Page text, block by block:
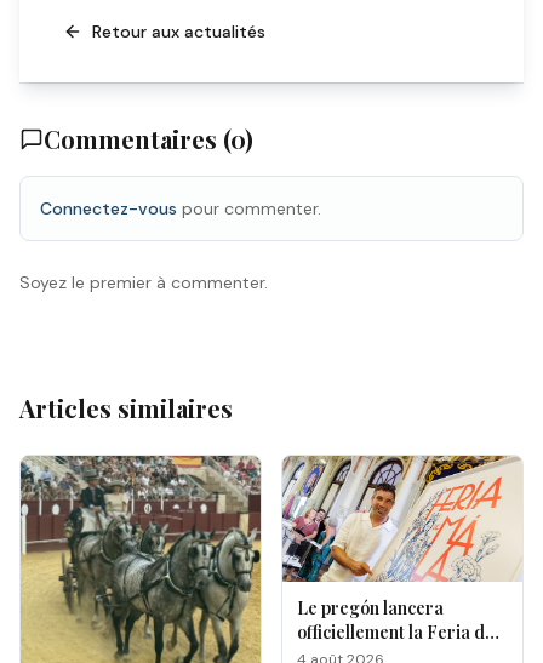
Retour aux actualités
Commentaires (0)
Connectez-vous pour commenter.
Soyez le premier à commenter.
Articles similaires
Le pregón lancera
officiellement la Feria de
Málaga 2026